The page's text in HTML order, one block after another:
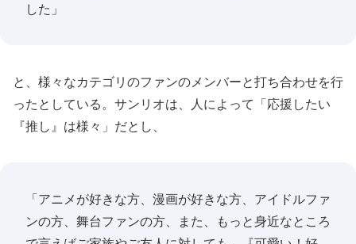
した」
と、様々なカテゴリのファンのメンバーと打ち合わせを行
ったとしている。サンリオは、人によって「応援したい
『推し』は様々」だとし、
「アニメが好きな方、漫画が好きな方、アイドルファ
ンの方、舞台ファンの方、また、もっと身近なところ